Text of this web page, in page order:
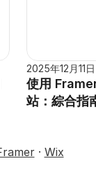
2025年12月11日
使用
站：綜合指
· Wix